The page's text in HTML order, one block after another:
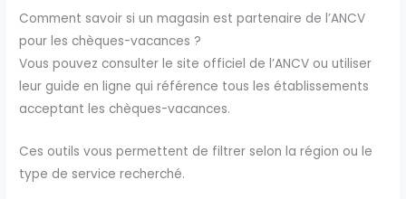
Comment savoir si un magasin est partenaire de l’ANCV
pour les chèques-vacances ?
Vous pouvez consulter le site officiel de l’ANCV ou utiliser
leur guide en ligne qui référence tous les établissements
acceptant les chèques-vacances.
Ces outils vous permettent de filtrer selon la région ou le
type de service recherché.